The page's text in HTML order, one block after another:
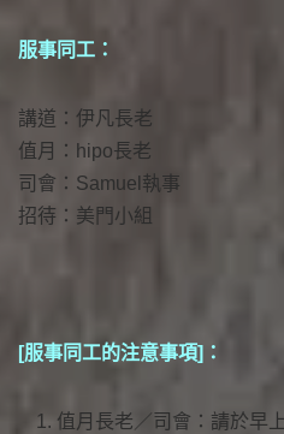
服事同工：
講道：伊凡長老
值月：hipo長老
司會：Samuel執事
招待：美門小組
[服事同工的注意事項]：
值月長老／司會：請於早